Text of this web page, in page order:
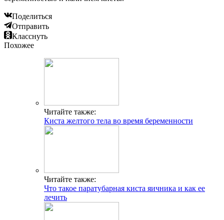
Поделиться
Отправить
Класснуть
Похожее
Читайте также:
Киста желтого тела во время беременности
Читайте также:
Что такое паратубарная киста яичника и как ее
лечить